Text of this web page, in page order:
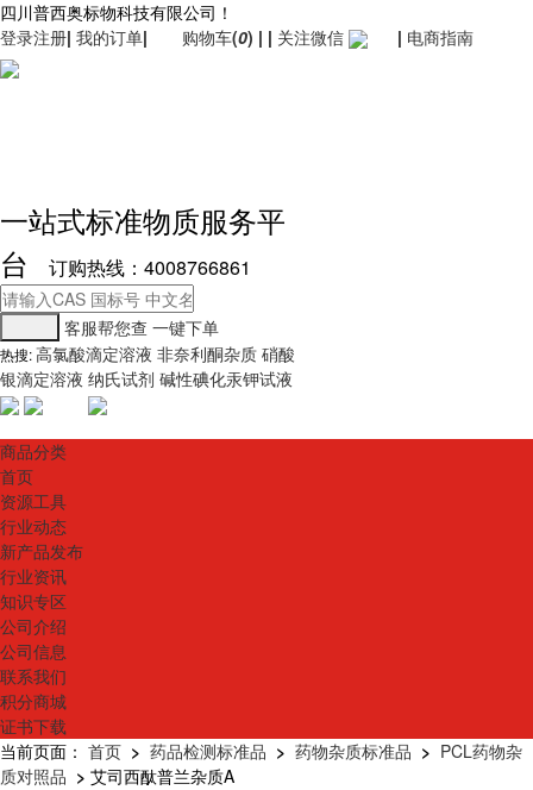
四川普西奥标物科技有限公司！
登录注册| 我的订单| 购物车(0) | | 关注微信 | 电商指南
一站式标准物质服务平
台
订购热线：4008766861
客服帮您查 一键下单
热搜:高氯酸滴定溶液 非奈利酮杂质 硝酸
银滴定溶液 纳氏试剂 碱性碘化汞钾试液
商品分类
首页
资源工具
行业动态
新产品发布
行业资讯
知识专区
公司介绍
公司信息
联系我们
积分商城
证书下载
当前页面： 首页 > 药品检测标准品 > 药物杂质标准品 > PCL药物杂
质对照品 > 艾司西酞普兰杂质A